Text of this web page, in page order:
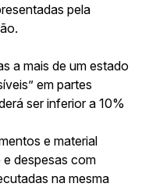
pela
a mais de um estado
em partes
ser inferior a 10%
e material
despesas com
na mesma